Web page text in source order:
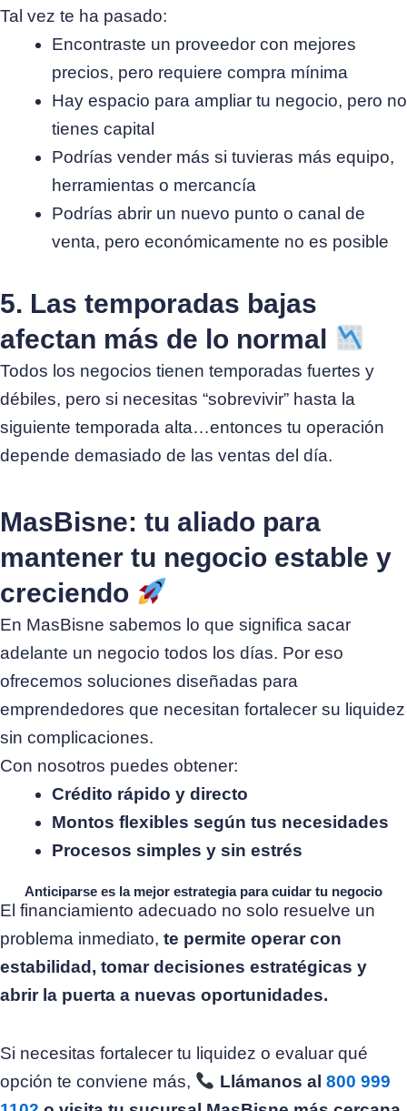
Tal vez te ha pasado:
Encontraste un proveedor con mejores
precios, pero requiere compra mínima
Hay espacio para ampliar tu negocio, pero no
tienes capital
Podrías vender más si tuvieras más equipo,
herramientas o mercancía
Podrías abrir un nuevo punto o canal de
venta, pero económicamente no es posible
5. Las temporadas bajas
afectan más de lo normal
Todos los negocios tienen temporadas fuertes y
débiles, pero si necesitas “sobrevivir” hasta la
siguiente temporada alta…entonces tu operación
depende demasiado de las ventas del día.
MasBisne: tu aliado para
mantener tu negocio estable y
creciendo
En MasBisne sabemos lo que significa sacar
adelante un negocio todos los días. Por eso
ofrecemos soluciones diseñadas para
emprendedores que necesitan fortalecer su liquidez
sin complicaciones.
Con nosotros puedes obtener:
Crédito rápido y directo
Montos flexibles según tus necesidades
Procesos simples y sin estrés
Anticiparse es la mejor estrategia para cuidar tu negocio
El financiamiento adecuado no solo resuelve un
problema inmediato, te permite operar con
estabilidad, tomar decisiones estratégicas y
abrir la puerta a nuevas oportunidades.
Si necesitas fortalecer tu liquidez o evaluar qué
opción te conviene más,
Llámanos al 800 999